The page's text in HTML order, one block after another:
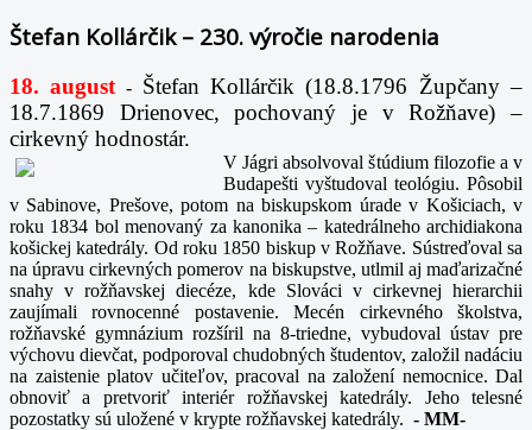
Štefan Kollárčik – 230. výročie narodenia
18. august -
Štefan Kollárčik (18.8.1796 Župčany –
18.7.1869 Drienovec, pochovaný je v Rožňave) –
cirkevný hodnostár.
V Jágri absolvoval štúdium filozofie a v
Budapešti vyštudoval teológiu. Pôsobil
v Sabinove, Prešove, potom na biskupskom úrade v Košiciach, v
roku 1834 bol menovaný za kanonika – katedrálneho archidiakona
košickej katedrály. Od roku 1850 biskup v Rožňave. Sústreďoval sa
na úpravu cirkevných pomerov na biskupstve, utlmil aj maďarizačné
snahy v rožňavskej diecéze, kde Slováci v cirkevnej hierarchii
zaujímali rovnocenné postavenie. Mecén cirkevného školstva,
rožňavské gymnázium rozšíril na 8-triedne, vybudoval ústav pre
výchovu dievčat, podporoval chudobných študentov, založil nadáciu
na zaistenie platov učiteľov, pracoval na založení nemocnice. Dal
obnoviť a pretvoriť interiér rožňavskej katedrály. Jeho telesné
pozostatky sú uložené v krypte rožňavskej katedrály. - MM-